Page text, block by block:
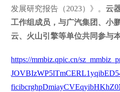
发展研究报告（2023）》。云
工作组成员，与广汽集团、小
云、火山引擎等单位共同参与
https://mmbiz.qpic.cn/